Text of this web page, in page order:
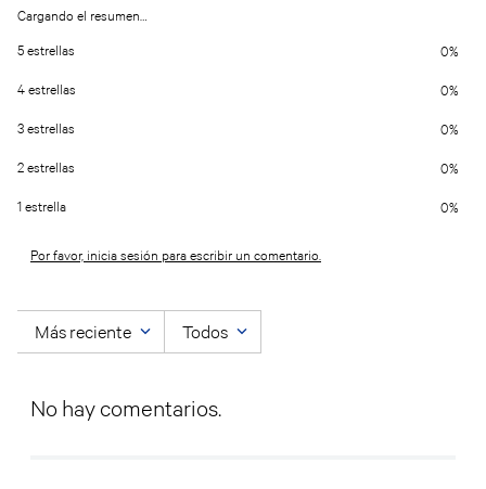
Cargando el resumen…
5 estrellas 0%
4 estrellas 0%
3 estrellas 0%
2 estrellas 0%
1 estrella 0%
Por favor, inicia sesión para escribir un comentario.
Más reciente Todos
No hay comentarios.